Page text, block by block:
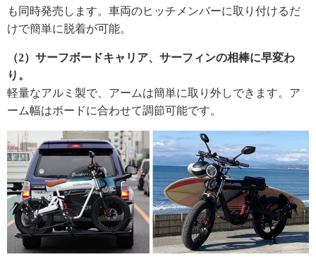
も同時発売します。車両のヒッチメンバーに取り付けるだ
けで簡単に脱着が可能。
（2）サーフボードキャリア、サーフィンの相棒に早変わ
り。
軽量なアルミ製で、アームは簡単に取り外しできます。ア
ーム幅はボードに合わせて調節可能です。